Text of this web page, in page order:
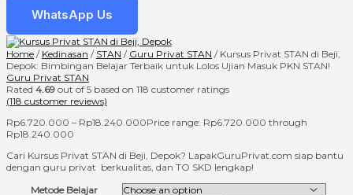
WhatsApp Us
Home / Kedinasan / STAN / Guru Privat STAN / Kursus Privat STAN di Beji,
Depok: Bimbingan Belajar Terbaik untuk Lolos Ujian Masuk PKN STAN!
Guru Privat STAN
Rated 4.69 out of 5 based on 118 customer ratings
(118 customer reviews)
Rp6.720.000 – Rp18.240.000Price range: Rp6.720.000 through
Rp18.240.000
Cari Kursus Privat STAN di Beji, Depok? LapakGuruPrivat.com siap bantu
dengan guru privat berkualitas, dan TO SKD lengkap!
Metode Belajar